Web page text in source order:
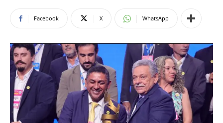
Facebook X WhatsApp